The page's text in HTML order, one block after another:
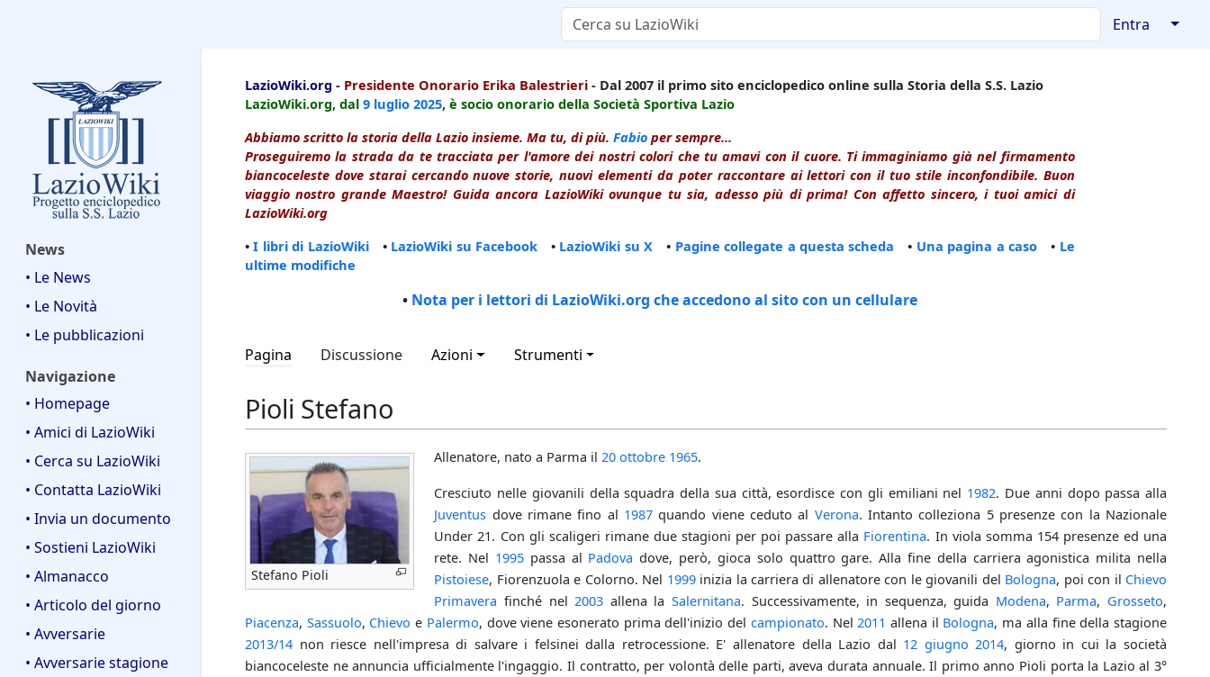
Entra ↓
News
• Le News
• Le Novità
• Le pubblicazioni
Navigazione
• Homepage
• Amici di LazioWiki
• Cerca su LazioWiki
• Contatta LazioWiki
• Invia un documento
• Sostieni LazioWiki
• Almanacco
• Articolo del giorno
• Avversarie
• Avversarie stagione
LazioWiki.org - Presidente Onorario Erika Balestrieri - Dal 2007 il primo sito enciclopedico online sulla Storia della S.S. Lazio
LazioWiki.org, dal 9 luglio 2025, è socio onorario della Società Sportiva Lazio
Abbiamo scritto la storia della Lazio insieme. Ma tu, di più. Fabio per sempre...
Proseguiremo la strada da te tracciata per l'amore dei nostri colori che tu amavi con il cuore. Ti immaginiamo già nel firmamento
biancoceleste dove starai cercando nuove storie, nuovi elementi da poter raccontare ai lettori con il tuo stile inconfondibile. Buon
viaggio nostro grande Maestro! Guida ancora LazioWiki ovunque tu sia, adesso più di prima! Con affetto sincero, i tuoi amici di
LazioWiki.org
•I libri di LazioWiki• LazioWiki su Facebook • LazioWiki su X • Pagine collegate a questa scheda • Una pagina a caso • Le
ultime modifiche
• Nota per i lettori di LazioWiki.org che accedono al sito con un cellulare
Pagina Discussione Azioni Strumenti
Pioli Stefano
Stefano Pioli
Allenatore, nato a Parma il20 ottobre 1965.
Cresciuto nelle giovanili della squadra della sua città, esordisce con gli emiliani nel 1982. Due anni dopo passa alla
Juventus dove rimane fino al 1987 quando viene ceduto al Verona. Intanto colleziona 5 presenze con la Nazionale
Under 21. Con gli scaligeri rimane due stagioni per poi passare alla Fiorentina. In viola somma 154 presenze ed una
rete. Nel 1995 passa al Padova dove, però, gioca solo quattro gare. Alla fine della carriera agonistica milita nella
Pistoiese, Fiorenzuola e Colorno. Nel 1999inizia la carriera di allenatore con le giovanili del Bologna, poi con il Chievo
Primavera finché nel2003 allena la Salernitana. Successivamente, in sequenza, guida Modena, Parma, Grosseto,
Piacenza, Sassuolo, Chievo e Palermo, dove viene esonerato prima dell'inizio del campionato. Nel2011 allena il Bologna, ma alla fine della stagione
2013/14 non riesce nell'impresa di salvare i felsinei dalla retrocessione. E' allenatore della Lazio dal 12 giugno 2014, giorno in cui la società
biancoceleste ne annuncia ufficialmente l'ingaggio. Il contratto, per volontà delle parti, aveva durata annuale. Il primo anno Pioli porta la Lazio al 3°